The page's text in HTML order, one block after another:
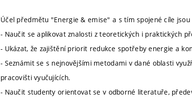
Účel předmětu "Energie & emise" a s tím spojené cíle jsou
- Naučit se aplikovat znalosti z teoretických i praktických
- Ukázat, že zajištění priorit redukce spotřeby energie a
- Seznámit se s nejnovějšími metodami v dané oblasti
pracovišti vyučujících.
- Naučit studenty orientovat se v odborné literatuře,